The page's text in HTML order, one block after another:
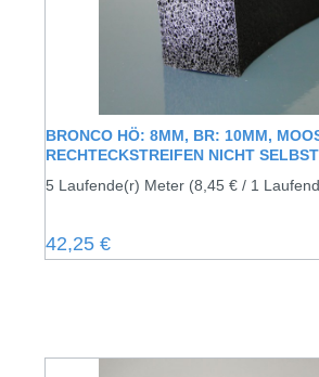
BRONCO HÖ: 8MM, BR: 10MM,
RECHTECKSTREIFEN NICHT
5 Laufende(r) Meter (8,45 € / 1
Regulärer Preis:
42,25 €